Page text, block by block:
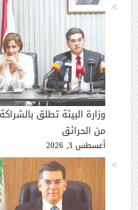
وزارة البيئة تطلق
من الحرائق
أغسطس 3, 2026